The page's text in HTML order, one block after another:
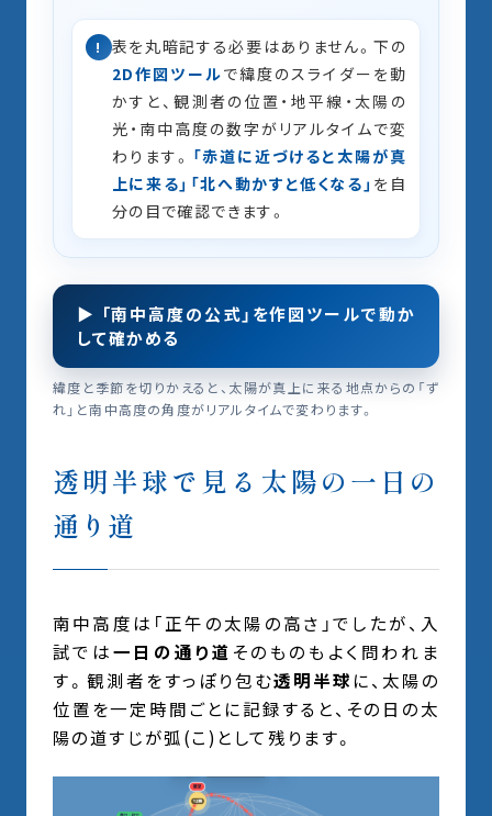
!
表を丸暗記する必要はありません。下の
2D作図ツールで緯度のスライダーを動
かすと、観測者の位置・地平線・太陽の
光・南中高度の数字がリアルタイムで変
わります。 「赤道に近づけると太陽が真
上に来る」「北へ動かすと低くなる」 を自
分の目で確認できます。
▶ 「南中高度の公式」を作図ツールで動か
して確かめる
緯度と季節を切りかえると、太陽が真上に来る地点からの「ず
れ」と南中高度の角度がリアルタイムで変わります。
透明半球で見る太陽の一日の
通り道
南中高度は「正午の太陽の高さ」でしたが、入
試では一日の通り道 そのものもよく問われま
す。観測者をすっぽり包む透明半球 に、太陽の
位置を一定時間ごとに記録すると、その日の太
陽の道すじが弧(こ)として残ります。